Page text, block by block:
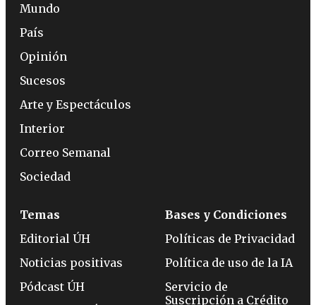
Mundo
País
Opinión
Sucesos
Arte y Espectáculos
Interior
Correo Semanal
Sociedad
Temas
Editorial ÚH
Noticias positivas
Pódcast ÚH
Bases y Condiciones
Políticas de Privacidad
Política de uso de la IA
Servicio de
Suscripción a Crédito